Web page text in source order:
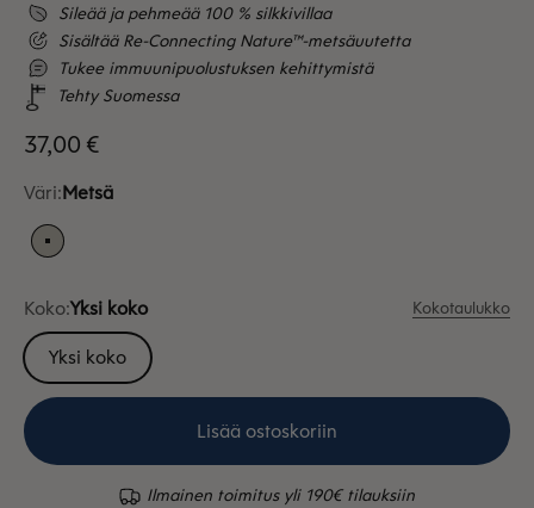
Sileää ja pehmeää 100 % silkkivillaa
Sisältää Re-Connecting Nature™-metsäuutetta
Tukee immuunipuolustuksen kehittymistä
Tehty Suomessa
Alennushinta
37,00 €
Väri:Metsä
Metsä
Koko:Yksi koko Kokotaulukko
Yksi koko
Lisää ostoskoriin
Ilmainen toimitus yli 190€ tilauksiin